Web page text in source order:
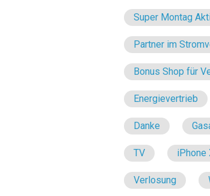
Super Montag
Partner im
Bonus Shop für
Energievertrieb
Danke
TV iPhone
Verlosung